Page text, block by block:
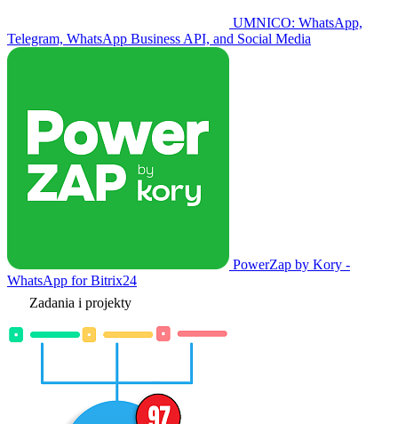
UMNICO: WhatsApp,
Telegram, WhatsApp Business API, and Social Media
PowerZap by Kory -
WhatsApp for Bitrix24
Zadania i projekty